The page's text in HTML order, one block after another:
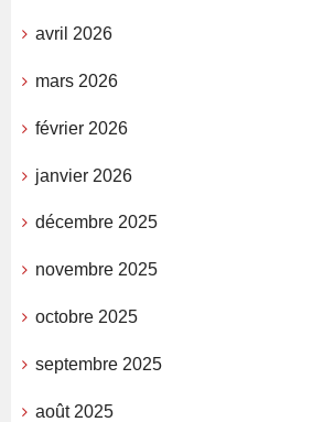
avril 2026
mars 2026
février 2026
janvier 2026
décembre 2025
novembre 2025
octobre 2025
septembre 2025
août 2025